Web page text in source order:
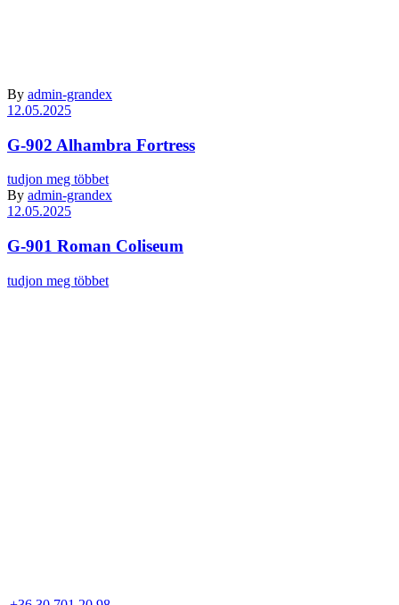
By admin-grandex
12.05.2025
G-902 Alhambra Fortress
tudjon meg többet
By admin-grandex
12.05.2025
G-901 Roman Сoliseum
tudjon meg többet